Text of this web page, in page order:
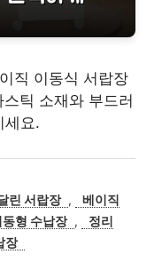
직 이동식 서랍장
틱 소재와 부드러
세요.
린 서랍장 ,
베이직
동형 수납장 ,
정리
장